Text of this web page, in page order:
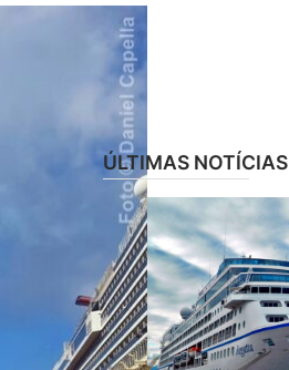
ÚLTIMAS NOTÍCIAS